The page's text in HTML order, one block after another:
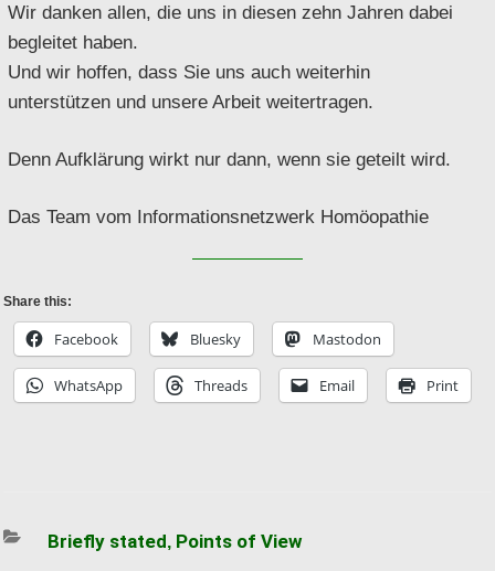
Wir danken allen, die uns in diesen zehn Jahren dabei
begleitet haben.
Und wir hoffen, dass Sie uns auch weiterhin
unterstützen und unsere Arbeit weitertragen.
Denn Aufklärung wirkt nur dann, wenn sie geteilt wird.
Das Team vom Informationsnetzwerk Homöopathie
Share this:
Facebook Bluesky Mastodon
WhatsApp Threads Email Print
Categories
Briefly stated, Points of View